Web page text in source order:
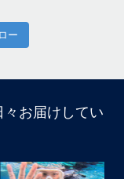
ー
お届けしてい